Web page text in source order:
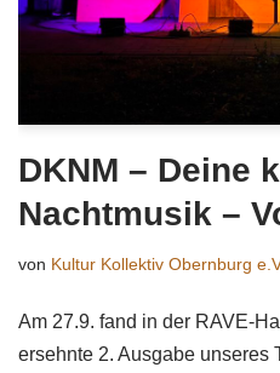
DKNM – Deine
Nachtmusik –
von Kultur Kollektiv Obernburg
Am 27.9. fand in der RAVE-
ersehnte 2. Ausgabe unseres